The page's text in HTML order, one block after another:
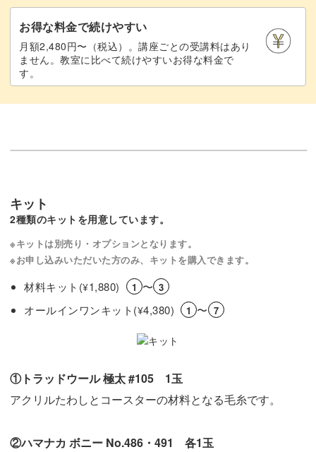
心を癒してくれる「編み物」は、夢中になること間違いな
しです◎
みなさんの受講をお待ちしています。
お得な料金で続けやすい
月額2,480円〜（税込）。講座ごとの受講料はあり
ません。教室に比べて続けやすいお得な料金で
す。
キット
2種類のキットを用意しています。
※キットは別売り・オプションとなります。
※お申し込みいただいた方のみ、キットを購入できます。
材料キット(¥1,880) 1 〜 3
オールインワンキット(¥4,380) 1 〜 7
①トラッドウール 極太 #105 1玉
アクリルたわしとコースターの材料となる毛糸です。
②ハマナカ ボニー No.486・491 各1玉